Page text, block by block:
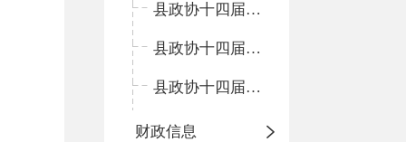
县政协十四届四次会议
县政协十四届三次会议
县政协十四届二次会议
财政信息